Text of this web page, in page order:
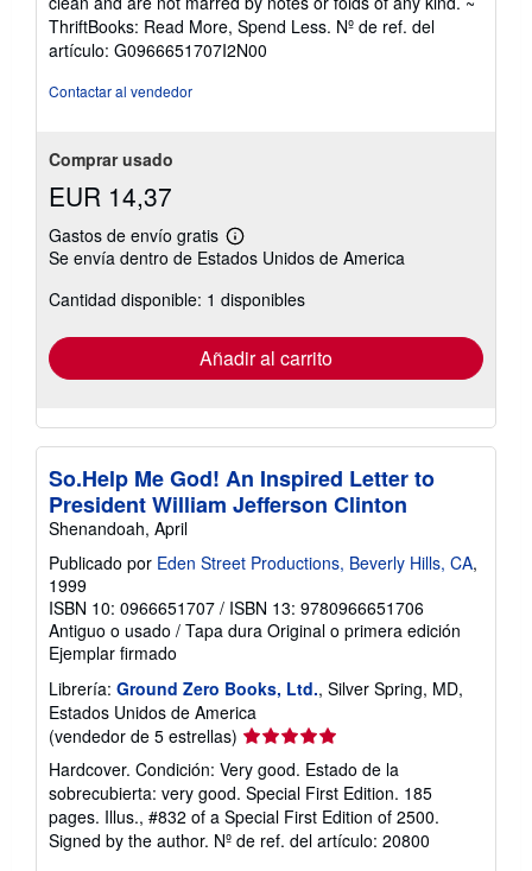
5
de
5
ThriftBooks: Read More, Spend Less. Nº de ref. del
artículo: G0966651707I2N00
Contactar al vendedor
Comprar usado
EUR 14,37
Gastos de envío gratis
Más
información
las
tarifas
envío
Se envía dentro de Estados Unidos de America
Cantidad disponible: 1 disponibles
Añadir al carrito
So.Help Me God! An Inspired Letter to
President William Jefferson Clinton
Shenandoah, April
Publicado por Eden Street Productions, Beverly Hills, CA,
1999
ISBN 10: 0966651707 / ISBN 13: 9780966651706
Antiguo o usado / Tapa dura Original o primera edición
Ejemplar firmado
Librería: Ground Zero Books, Ltd., Silver Spring, MD,
Estados Unidos de America
(vendedor de 5 estrellas) Calificación
vendedor:
5
de
5
Hardcover. Condición: Very good. Estado de la
sobrecubierta: very good. Special First Edition. 185
pages. Illus., #832 of a Special First Edition of 2500.
Signed by the author. Nº de ref. del artículo: 20800